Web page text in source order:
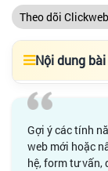
Theo dõi
Nội dung
Gợi ý các tính
web mới hoặc
hệ, form tư